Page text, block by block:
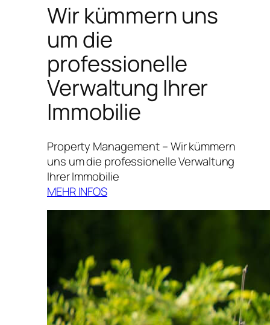
Wir kümmern uns
um die
professionelle
Verwaltung Ihrer
Immobilie
Property Management – Wir kümmern
uns um die professionelle Verwaltung
Ihrer Immobilie
MEHR INFOS